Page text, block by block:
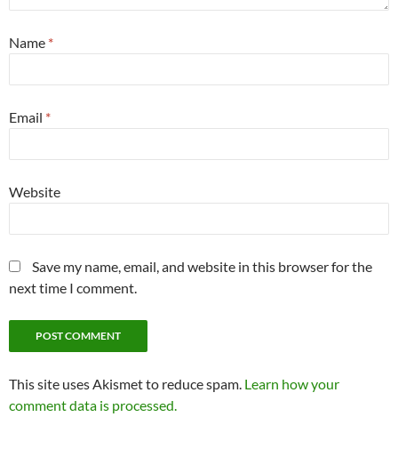
Name *
Email *
Website
Save my name, email, and website in this browser for the
next time I comment.
This site uses Akismet to reduce spam. Learn how your
comment data is processed.